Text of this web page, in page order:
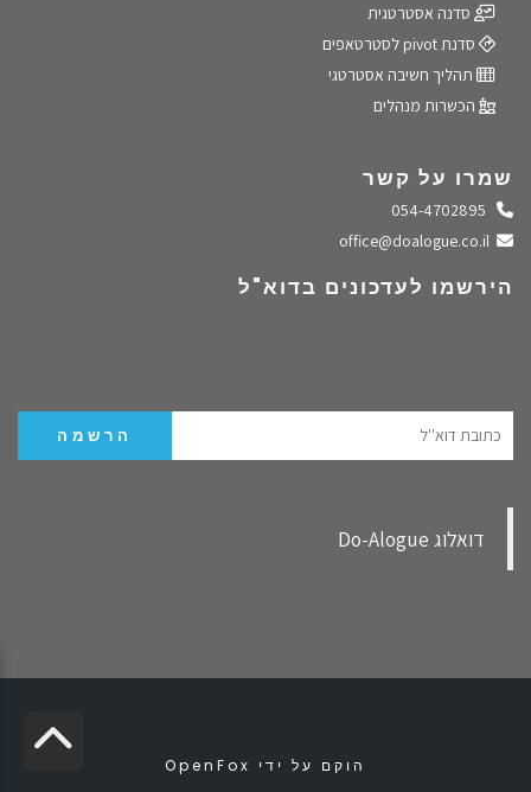
סדנה אסטרטגית
סדנת pivot לסטרטאפים
תהליך חשיבה אסטרטגי
הכשרות מנהלים
שמרו על קשר
התקשרו אלינו
שלחו מייל
הירשמו לעדכונים בדוא"ל
‏דואלוג Do-Alogue‏
הוקם על ידי OpenFox